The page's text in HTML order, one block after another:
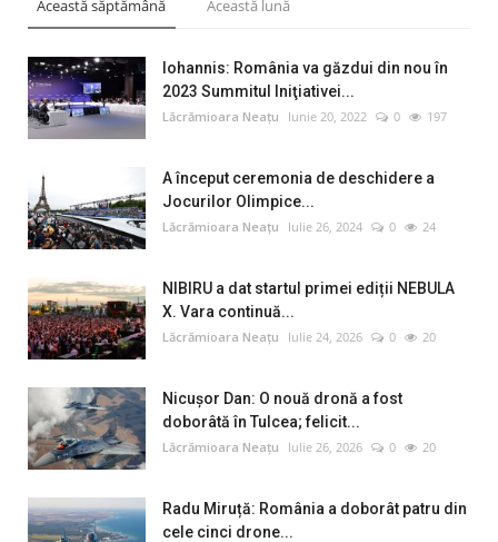
Această săptămână Această lună
Iohannis: România va găzdui din nou în
2023 Summitul Iniţiativei...
Lăcrămioara Neațu Iunie 20, 2022 0 197
A început ceremonia de deschidere a
Jocurilor Olimpice...
Lăcrămioara Neațu Iulie 26, 2024 0 24
NIBIRU a dat startul primei ediții NEBULA
X. Vara continuă...
Lăcrămioara Neațu Iulie 24, 2026 0 20
Nicușor Dan: O nouă dronă a fost
doborâtă în Tulcea; felicit...
Lăcrămioara Neațu Iulie 26, 2026 0 20
Radu Miruță: România a doborât patru din
cele cinci drone...